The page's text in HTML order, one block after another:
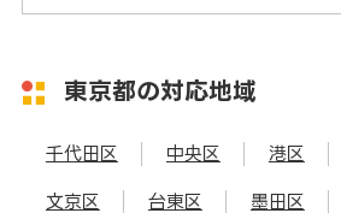
東京都の対応地域
千代田区 中央区 港区
文京区 台東区 墨田区